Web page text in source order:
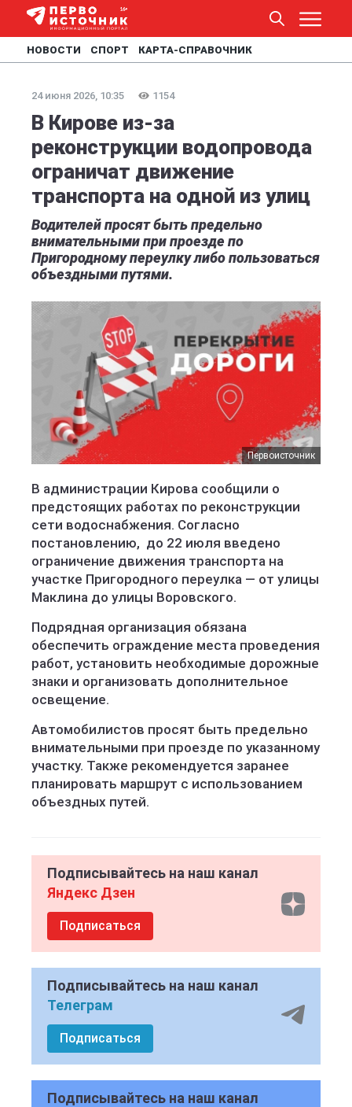
НОВОСТИ СПОРТ КАРТА-СПРАВОЧНИК
24 июня 2026, 10:35 1154
В Кирове из-за
реконструкции водопровода
ограничат движение
транспорта на одной из улиц
Водителей просят быть предельно
внимательными при проезде по
Пригородному переулку либо пользоваться
объездными путями.
Первоисточник
В администрации Кирова сообщили о
предстоящих работах по реконструкции
сети водоснабжения. Согласно
постановлению, до 22 июля введено
ограничение движения транспорта на
участке Пригородного переулка — от улицы
Маклина до улицы Воровского.
Подрядная организация обязана
обеспечить ограждение места проведения
работ, установить необходимые дорожные
знаки и организовать дополнительное
освещение.
Автомобилистов просят быть предельно
внимательными при проезде по указанному
участку. Также рекомендуется заранее
планировать маршрут с использованием
объездных путей.
Подписывайтесь на наш канал
Яндекс Дзен
Подписаться
Подписывайтесь на наш канал
Телеграм
Подписаться
Подписывайтесь на наш канал